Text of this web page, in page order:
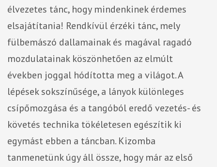
élvezetes tánc, hogy mindenkinek érdemes
elsajátítania! Rendkívül érzéki tánc, mely
fülbemászó dallamainak és magával ragadó
mozdulatainak köszönhetően az elmúlt
években joggal hódította meg a világot. A
lépések sokszínűsége, a lányok különleges
csípőmozgása és a tangóból eredő vezetés- és
követés technika tökéletesen egészítik ki
egymást ebben a táncban. Kizomba
tanmenetünk úgy áll össze, hogy már az első